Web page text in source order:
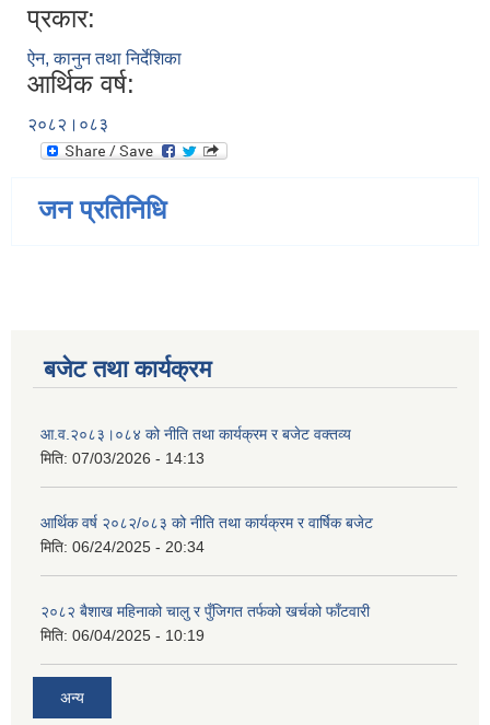
प्रकार:
ऐन, कानुन तथा निर्देशिका
आर्थिक वर्ष:
२०८२।०८३
जन प्रतिनिधि
बजेट तथा कार्यक्रम
आ.व.२०८३।०८४ को नीति तथा कार्यक्रम र बजेट वक्तव्य
मिति: 07/03/2026 - 14:13
आर्थिक वर्ष २०८२/०८३ को नीति तथा कार्यक्रम र वार्षिक बजेट
मिति: 06/24/2025 - 20:34
२०८२ बैशाख महिनाको चालु र पुँजिगत तर्फको खर्चको फाँटवारी
मिति: 06/04/2025 - 10:19
अन्य